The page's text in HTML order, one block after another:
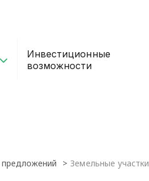
Инвестиционные
возможности
предложений Земельные участки